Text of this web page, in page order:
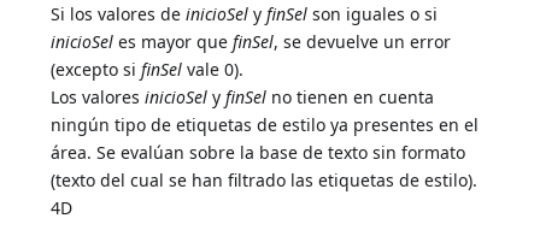
Si los valores deinicioSel yfinSel son iguales o si
inicioSel es mayor quefinSel, se devuelve un error
(excepto sifinSel vale 0).
Los valoresinicioSel yfinSel no tienen en cuenta
ningún tipo de etiquetas de estilo ya presentes en el
área. Se evalúan sobre la base de texto sin formato
(texto del cual se han filtrado las etiquetas de estilo).
4D